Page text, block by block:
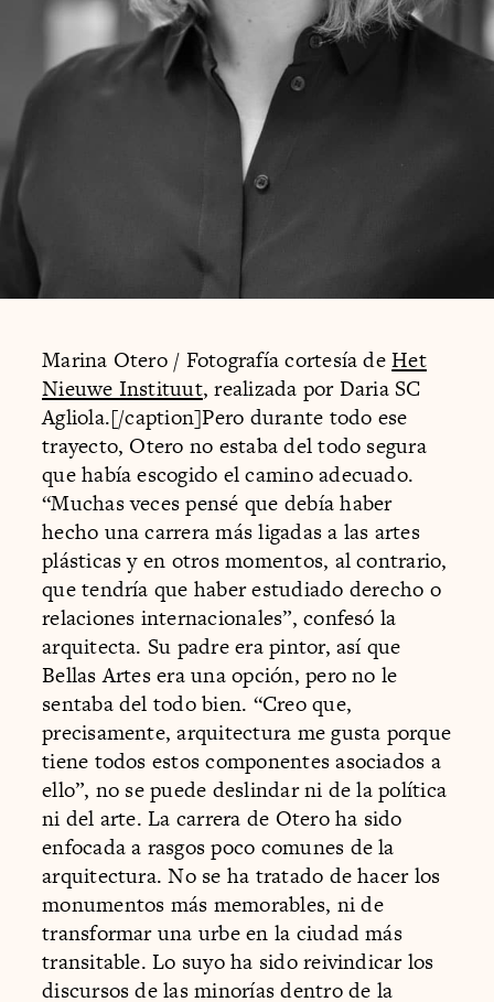
Marina Otero / Fotografía cortesía deHet
Nieuwe Instituut, realizada por Daria SC
Agliola.[/caption]Pero durante todo ese
trayecto, Otero no estaba del todo segura
que había escogido el camino adecuado.
“Muchas veces pensé que debía haber
hecho una carrera más ligadas a las artes
plásticas y en otros momentos, al contrario,
que tendría que haber estudiado derecho o
relaciones internacionales”, confesó la
arquitecta. Su padre era pintor, así que
Bellas Artes era una opción, pero no le
sentaba del todo bien. “Creo que,
precisamente, arquitectura me gusta porque
tiene todos estos componentes asociados a
ello”, no se puede deslindar ni de la política
ni del arte. La carrera de Otero ha sido
enfocada a rasgos poco comunes de la
arquitectura. No se ha tratado de hacer los
monumentos más memorables, ni de
transformar una urbe en la ciudad más
transitable. Lo suyo ha sido reivindicar los
discursos de las minorías dentro de la